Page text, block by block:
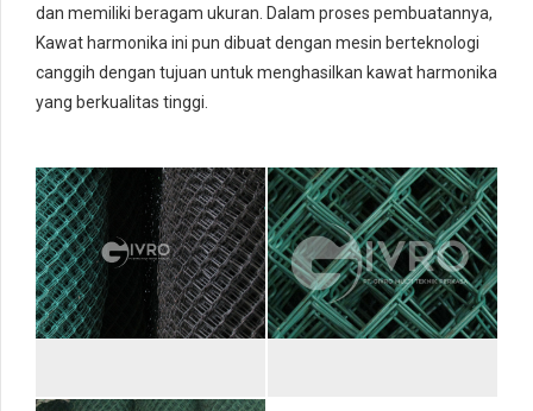
dan memiliki beragam ukuran. Dalam proses pembuatannya,
Kawat harmonika ini pun dibuat dengan mesin berteknologi
canggih dengan tujuan untuk menghasilkan kawat harmonika
yang berkualitas tinggi.